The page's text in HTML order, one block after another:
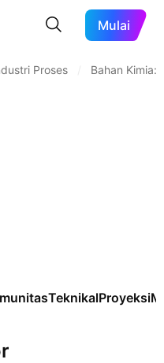
Mulai
Proses Bahan Kimia:
TeknikalProyeksi